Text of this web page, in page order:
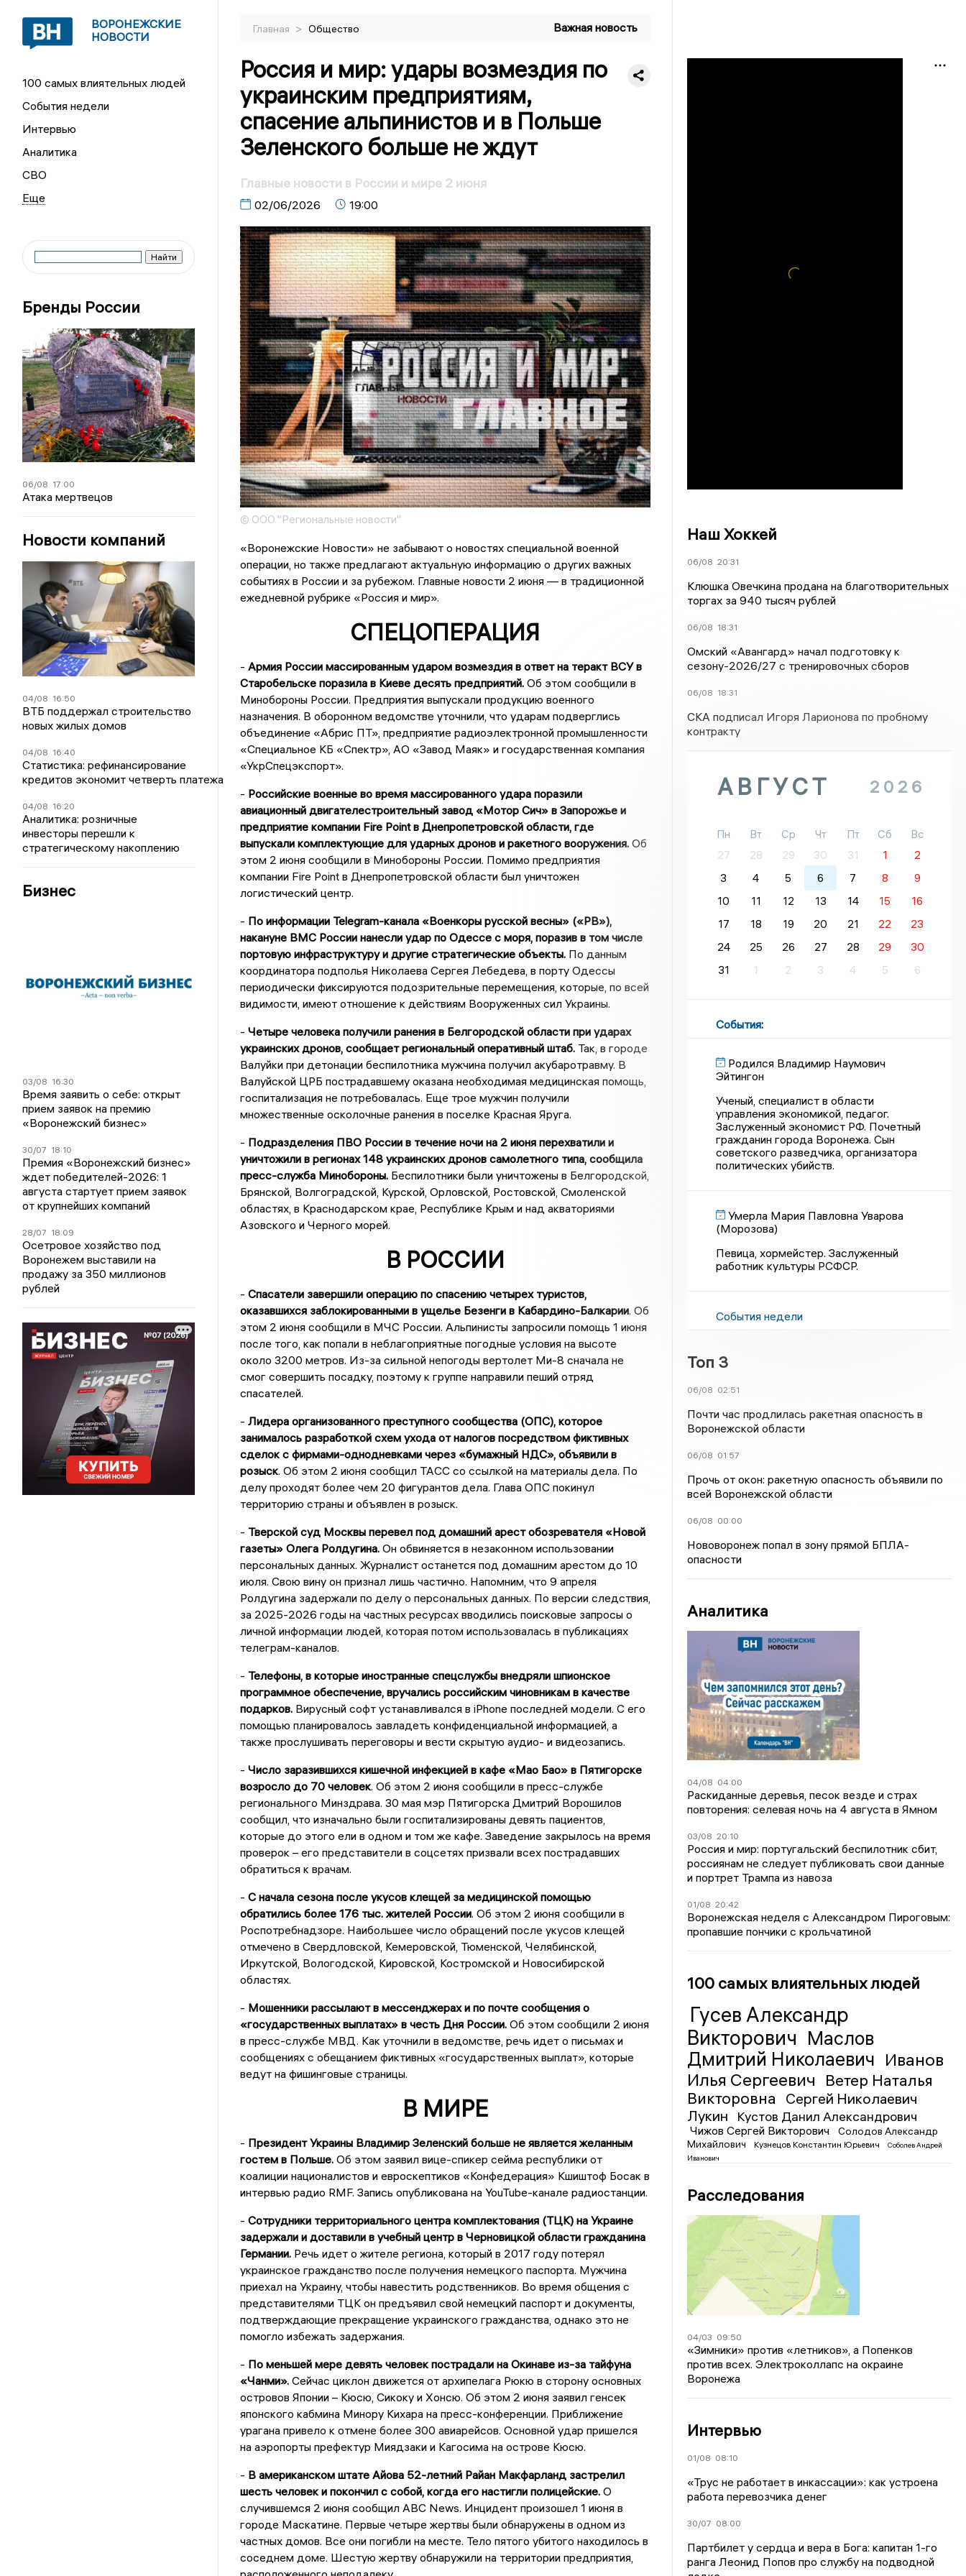
ВОРОНЕЖСКИЕ
НОВОСТИ
100 самых влиятельных людей
События недели
Интервью
Аналитика
СВО
Бренды России
06/08 17:00
Атака мертвецов
Новости компаний
04/08 16:50
ВТБ поддержал строительство
новых жилых домов
04/08 16:40
Статистика: рефинансирование
кредитов экономит четверть платежа
04/08 16:20
Аналитика: розничные
инвесторы перешли к
стратегическому накоплению
Бизнес
03/08 16:30
Время заявить о себе: открыт
прием заявок на премию
«Воронежский бизнес»
30/07 18:10
Премия «Воронежский бизнес»
ждет победителей-2026: 1
августа стартует прием заявок
от крупнейших компаний
28/07 18:09
Осетровое хозяйство под
Воронежем выставили на
продажу за 350 миллионов
рублей
Главная > Общество Важная новость
Россия и мир: удары возмездия по
украинским предприятиям,
спасение альпинистов и в Польше
Зеленского больше не ждут
Главные новости в России и мире 2 июня
02/06/2026 19:00
© ООО "Региональные новости"
«Воронежские Новости» не забывают о новостях специальной военной
операции, но также предлагают актуальную информацию о других важных
событиях в России и за рубежом. Главные новости 2 июня — в традиционной
ежедневной рубрике «Россия и мир».
СПЕЦОПЕРАЦИЯ
- Армия России массированным ударом возмездия в ответ на теракт ВСУ в
Старобельске поразила в Киеве десять предприятий.Об этом сообщили в
Минобороны России. Предприятия выпускали продукцию военного
назначения. В оборонном ведомстве уточнили, что ударам подверглись
объединение «Абрис ПТ», предприятие радиоэлектронной промышленности
«Специальное КБ «Спектр», АО «Завод Маяк» и государственная компания
«УкрСпецэкспорт».
- Российские военные во время массированного удара поразили
авиационный двигателестроительный завод «Мотор Сич» в Запорожье и
предприятие компании Fire Point в Днепропетровской области, где
выпускали комплектующие для ударных дронов и ракетного вооружения. Об
этом 2 июня сообщили в Минобороны России. Помимо предприятия
компании Fire Point в Днепропетровской области был уничтожен
логистический центр.
- По информации Telegram-канала «Военкоры русской весны» («РВ»),
накануне ВМС России нанесли удар по Одессе с моря, поразив в том числе
портовую инфраструктуру и другие стратегические объекты.По данным
координатора подполья Николаева Сергея Лебедева, в порту Одессы
периодически фиксируются подозрительные перемещения, которые, по всей
видимости, имеют отношение к действиям Вооруженных сил Украины.
- Четыре человека получили ранения в Белгородской области при ударах
украинских дронов, сообщает региональный оперативный штаб.Так, в городе
Валуйки при детонации беспилотника мужчина получил акубаротравму. В
Валуйской ЦРБ пострадавшему оказана необходимая медицинская помощь,
госпитализация не потребовалась. Еще трое мужчин получили
множественные осколочные ранения в поселке Красная Яруга.
- Подразделения ПВО России в течение ночи на 2 июня перехватили и
уничтожили в регионах 148 украинских дронов самолетного типа, сообщила
пресс-служба Минобороны.Беспилотники были уничтожены в Белгородской,
Брянской, Волгоградской, Курской, Орловской, Ростовской, Смоленской
областях, в Краснодарском крае, Республике Крым и над акваториями
Азовского и Черного морей.
В РОССИИ
- Спасатели завершили операцию по спасению четырех туристов,
оказавшихся заблокированными в ущелье Безенги в Кабардино-Балкарии. Об
этом 2 июня сообщили в МЧС России. Альпинисты запросили помощь 1 июня
после того, как попали в неблагоприятные погодные условия на высоте
около 3200 метров. Из-за сильной непогоды вертолет Ми-8 сначала не
смог совершить посадку, поэтому к группе направили пеший отряд
спасателей.
- Лидера организованного преступного сообщества (ОПС), которое
занималось разработкой схем ухода от налогов посредством фиктивных
сделок с фирмами-однодневками через «бумажный НДС», объявили в
розыск. Об этом 2 июня сообщил ТАСС со ссылкой на материалы дела. По
делу проходят более чем 20 фигурантов дела. Глава ОПС покинул
территорию страны и объявлен в розыск.
- Тверской суд Москвы перевел под домашний арест обозревателя «Новой
газеты» Олега Ролдугина.Он обвиняется в незаконном использовании
персональных данных. Журналист останется под домашним арестом до 10
июля. Свою вину он признал лишь частично. Напомним, что 9 апреля
Ролдугина задержали по делу о персональных данных. По версии следствия,
за 2025-2026 годы на частных ресурсах вводились поисковые запросы о
личной информации людей, которая потом использовалась в публикациях
телеграм-каналов.
- Телефоны, в которые иностранные спецслужбы внедряли шпионское
программное обеспечение, вручались российским чиновникам в качестве
подарков.Вирусный софт устанавливался в iPhone последней модели. С его
помощью планировалось завладеть конфиденциальной информацией, а
также прослушивать переговоры и вести скрытую аудио- и видеозапись.
- Число заразившихся кишечной инфекцией в кафе «Мао Бао» в Пятигорске
возросло до 70 человек. Об этом 2 июня сообщили в пресс-службе
регионального Минздрава. 30 мая мэр Пятигорска Дмитрий Ворошилов
сообщил, что изначально были госпитализированы девять пациентов,
которые до этого ели в одном и том же кафе. Заведение закрылось на время
проверок – его представители в соцсетях призвали всех пострадавших
обратиться к врачам.
- С начала сезона после укусов клещей за медицинской помощью
обратились более 176 тыс. жителей России. Об этом 2 июня сообщили в
Роспотребнадзоре. Наибольшее число обращений после укусов клещей
отмечено в Свердловской, Кемеровской, Тюменской, Челябинской,
Иркутской, Вологодской, Кировской, Костромской и Новосибирской
областях.
- Мошенники рассылают в мессенджерах и по почте сообщения о
«государственных выплатах» в честь Дня России.Об этом сообщили 2 июня
в пресс-службе МВД. Как уточнили в ведомстве, речь идет о письмах и
сообщениях с обещанием фиктивных «государственных выплат», которые
ведут на фишинговые страницы.
В МИРЕ
- Президент Украины Владимир Зеленский больше не является желанным
гостем в Польше.Об этом заявил вице-спикер сейма республики от
коалиции националистов и евроскептиков «Конфедерация» Кшиштоф Босак в
интервью радио RMF. Запись опубликована на YouTube-канале радиостанции.
- Сотрудники территориального центра комплектования (ТЦК) на Украине
задержали и доставили в учебный центр в Черновицкой области гражданина
Германии.Речь идет о жителе региона, который в 2017 году потерял
украинское гражданство после получения немецкого паспорта. Мужчина
приехал на Украину, чтобы навестить родственников. Во время общения с
представителями ТЦК он предъявил свой немецкий паспорт и документы,
подтверждающие прекращение украинского гражданства, однако это не
помогло избежать задержания.
- По меньшей мере девять человек пострадали на Окинаве из-за тайфуна
«Чанми».Сейчас циклон движется от архипелага Рюкю в сторону основных
островов Японии – Кюсю, Сикоку и Хонсю. Об этом 2 июня заявил генсек
японского кабмина Минору Кихара на пресс-конференции. Приближение
урагана привело к отмене более 300 авиарейсов. Основной удар пришелся
на аэропорты префектур Миядзаки и Кагосима на острове Кюсю.
- В американском штате Айова 52-летний Райан Макфарланд застрелил
шесть человек и покончил с собой, когда его настигли полицейские.О
случившемся 2 июня сообщил ABC News. Инцидент произошел 1 июня в
городе Маскатине. Первые четыре жертвы были обнаружены в одном из
частных домов. Все они погибли на месте. Тело пятого убитого находилось в
соседнем доме. Шестую жертву обнаружили на территории предприятия,
Наш Хоккей
06/08 20:31
Клюшка Овечкина продана на благотворительных
торгах за 940 тысяч рублей
06/08 18:31
Омский «Авангард» начал подготовку к
сезону-2026/27 с тренировочных сборов
06/08 18:31
СКА подписал Игоря Ларионова по пробному
контракту
АВГУСТ 2026
Пн Вт Ср Чт Пт Сб
Вс
27
28 29 30 31 1
2
3
4 5 6 7 8
9
10
11 12 13 14 15
16
17
18 19 20 21 22
23
24
25 26 27 28 29
30
31
1 2 3 4 5 6
События:
Родился Владимир Наумович
Эйтингон
Ученый, специалист в области
управления экономикой, педагог.
Заслуженный экономист РФ. Почетный
гражданин города Воронежа. Сын
советского разведчика, организатора
политических убийств.
Умерла Мария Павловна Уварова
(Морозова)
Певица, хормейстер. Заслуженный
работник культуры РСФСР.
События недели
Топ 3
06/08 02:51
Почти час продлилась ракетная опасность в
Воронежской области
06/08 01:57
Прочь от окон: ракетную опасность объявили по
всей Воронежской области
06/08 00:00
Нововоронеж попал в зону прямой БПЛА-
опасности
Аналитика
04/08 04:00
Раскиданные деревья, песок везде и страх
повторения: селевая ночь на 4 августа в Ямном
03/08 20:10
Россия и мир: португальский беспилотник сбит,
россиянам не следует публиковать свои данные
и портрет Трампа из навоза
01/08 20:42
Воронежская неделя с Александром Пироговым:
пропавшие пончики с крольчатиной
100 самых влиятельных людей
Гусев Александр
Викторович Маслов
Дмитрий Николаевич Иванов
Илья Сергеевич
Ветер Наталья
Викторовна
Сергей Николаевич
Лукин
Кустов Данил Александрович
Чижов Сергей Викторович
Солодов Александр
Михайлович
Кузнецов Константин Юрьевич
Соболев Андрей
Иванович
Расследования
04/03 09:50
«Зимники» против «летников», а Попенков
против всех. Электроколлапс на окраине
Воронежа
Интервью
01/08 08:10
«Трус не работает в инкассации»: как устроена
работа перевозчика денег
30/07 08:00
Партбилет у сердца и вера в Бога: капитан 1-го
ранга Леонид Попов про службу на подводной